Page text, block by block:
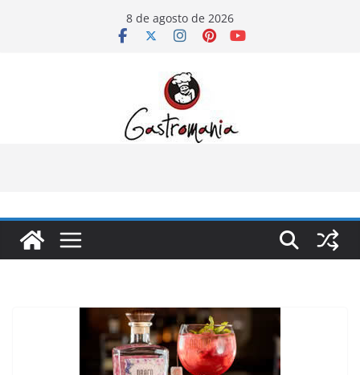
8 de agosto de 2026